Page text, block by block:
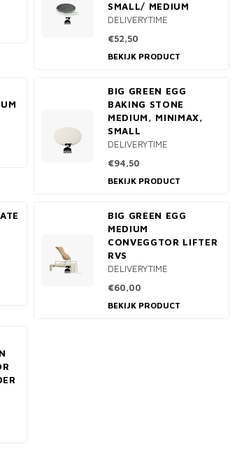
SMALL/ MEDIUM
DELIVERYTIME
€52,50
BEKIJK PRODUCT
BIG GREEN EGG
BAKING STONE
MEDIUM, MINIMAX,
SMALL
DELIVERYTIME
€94,50
BEKIJK PRODUCT
BIG GREEN EGG
MEDIUM
CONVEGGTOR LIFTER
RVS
DELIVERYTIME
€60,00
BEKIJK PRODUCT